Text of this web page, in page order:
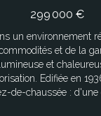
299 000 €
un environnement
et de la
et
de 137m²,